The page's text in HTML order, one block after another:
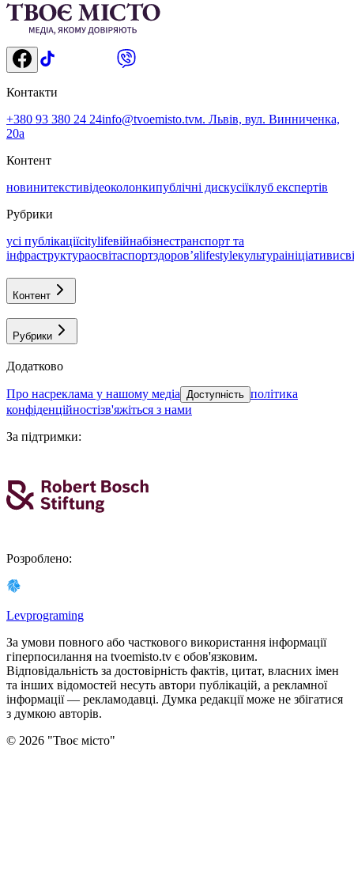
Контакти
+380 93 380 24 24info@tvoemisto.tvм. Львів, вул. Винниченка,
20а
Контент
новинитекстивідеоколонкипублічні дискусіїклуб експертів
Рубрики
усі публікаціїcitylifeвійнабізнестранспорт та
інфраструктураосвітаспортздоровʼяlifestyleкультураініціативи
Контент
Рубрики
Додатково
про насреклама у нашому медіа Доступність політика
конфіденційностізв'яжіться з нами
За підтримки:
Розроблено:
Levprograming
За умови повного або часткового використання iнформацiї
гіперпосилання на tvoemisto.tv є обов'язковим.
Відповідальність за достовірність фактів, цитат, власних імен
та інших відомостей несуть автори публікацій, а рекламної
інформації — рекламодавці. Думка редакцiї може не збiгатися
з думкою авторiв.
© 2026 "Твоє місто"